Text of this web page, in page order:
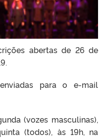
abertas de 26 de
para o e-mail
(vozes masculinas),
(todos), às 19h, na